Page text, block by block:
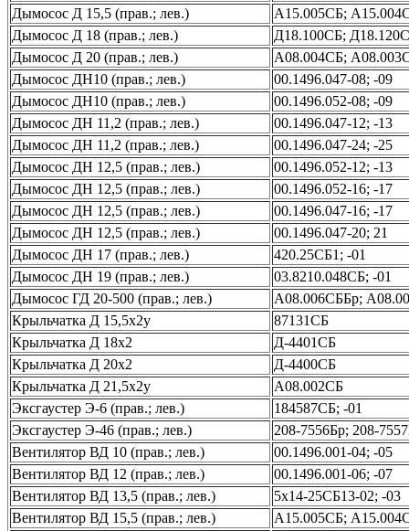
Дымосос Д 15,5 (прав.; лев.)
А15.005СБ;
Дымосос Д 18 (прав.; лев.)
Д18.100СБ;
Дымосос Д 20 (прав.; лев.)
А08.004СБ;
Дымосос ДН10 (прав.; лев.)
00.1496.047-08; -09
Дымосос ДН10 (прав.; лев.)
00.1496.052-08; -09
Дымосос ДН 11,2 (прав.; лев.)
00.1496.047-12; -13
Дымосос ДН 11,2 (прав.; лев.)
00.1496.047-24; -25
Дымосос ДН 12,5 (прав.; лев.)
00.1496.052-12; -13
Дымосос ДН 12,5 (прав.; лев.)
00.1496.052-16; -17
Дымосос ДН 12,5 (прав.; лев.)
00.1496.047-16; -17
Дымосос ДН 12,5 (прав.; лев.)
00.1496.047-20; 21
Дымосос ДН 17 (прав.; лев.)
420.25СБ1; -01
Дымосос ДН 19 (прав.; лев.)
03.8210.048СБ; -01
Дымосос ГД 20-500 (прав.; лев.)
А08.006СББр;
Крыльчатка Д 15,5х2у
87131СБ
Крыльчатка Д 18х2
Д-4401СБ
Крыльчатка Д 20х2
Д-4400СБ
Крыльчатка Д 21,5х2у
А08.002СБ
Эксгаустер Э-6 (прав.; лев.)
184587СБ; -01
Эксгаустер Э-46 (прав.; лев.)
208-7556Бр; 208-
Вентилятор ВД 10 (прав.; лев.)
00.1496.001-04; -05
Вентилятор ВД 12 (прав.; лев.)
00.1496.001-06; -07
Вентилятор ВД 13,5 (прав.; лев.)
5х14-25СБ13-02; -03
Вентилятор ВД 15,5 (прав.; лев.)
А15.005СБ;